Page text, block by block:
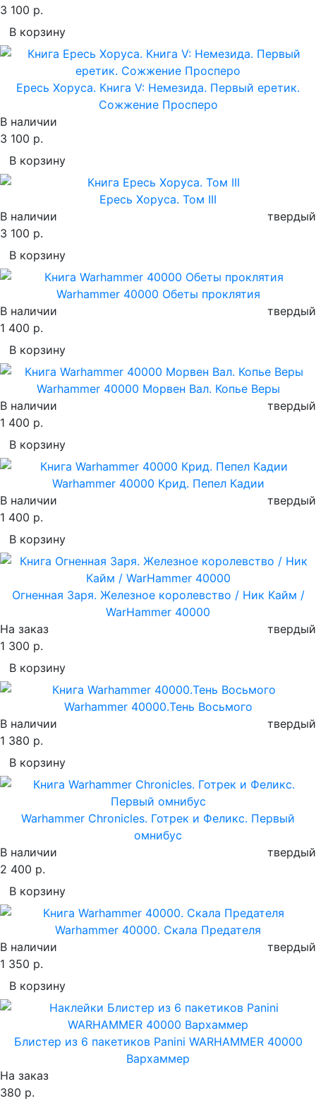
3 100 р.
В корзину
Ересь Хоруса. Книга V: Немезида. Первый еретик.
Сожжение Просперо
В наличии
3 100 р.
В корзину
Ересь Хоруса. Том III
В наличии
твердый
3 100 р.
В корзину
Warhammer 40000 Обеты проклятия
В наличии
твердый
1 400 р.
В корзину
Warhammer 40000 Морвен Вал. Копье Веры
В наличии
твердый
1 400 р.
В корзину
Warhammer 40000 Крид. Пепел Кадии
В наличии
твердый
1 400 р.
В корзину
Огненная Заря. Железное королевство / Ник Кайм /
WarHammer 40000
На заказ
твердый
1 300 р.
В корзину
Warhammer 40000.Тень Восьмого
В наличии
твердый
1 380 р.
В корзину
Warhammer Chronicles. Готрек и Феликс. Первый
омнибус
В наличии
твердый
2 400 р.
В корзину
Warhammer 40000. Скала Предателя
В наличии
твердый
1 350 р.
В корзину
Блистер из 6 пакетиков Panini WARHAMMER 40000
Вархаммер
На заказ
380 р.